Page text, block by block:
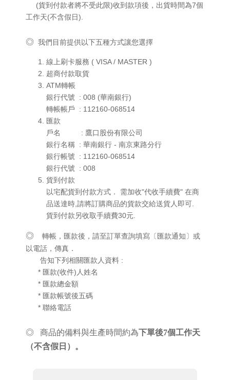
(貨到付款者將不受此限)收到款項後，出貨時間為7個
工作天(不含假日).
◎ 我們目前提供以下五種方式讓您選擇
線上刷卡服務 ( VISA / MASTER )
超商付款取貨
ATM轉帳
銀行代號 : 008 (華南銀行)
轉帳帳戶 : 112160-068514
匯款
戶名 : 鷹口股份有限公司
銀行名稱 : 華南銀行 - 南京東路分行
銀行帳號 : 112160-068514
銀行代號 : 008
貨到付款
以宅配貨到付款方式． 需加收"代收手續費" 在商
品送達時,請將訂購商品的貨款交給送貨人即可.
貨到付款另收取手續費30元.
◎
轉帳，匯款後，請至訂單查詢填寫〔匯款通知〕或
以電話，傳真．
告知下列相關匯款人資料 :
* 匯款(收件)人姓名
* 匯款總金額
* 匯款帳號後五碼
* 聯絡電話
◎ 商品的備料與生產時間約為下單後7個工作天
（不含假日）。